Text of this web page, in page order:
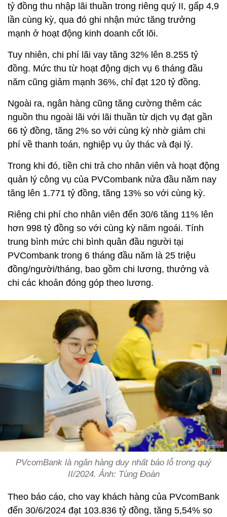
tỷ đồng thu nhập lãi thuần trong riêng quý II, gấp 4,9
lần cùng kỳ, qua đó ghi nhận mức tăng trưởng
mạnh ở hoạt động kinh doanh cốt lõi.
Tuy nhiên, chi phí lãi vay tăng 32% lên 8.255 tỷ
đồng. Mức thu từ hoạt động dịch vụ 6 tháng đầu
năm cũng giảm mạnh 36%, chỉ đạt 120 tỷ đồng.
Ngoài ra, ngân hàng cũng tăng cường thêm các
nguồn thu ngoài lãi với lãi thuần từ dịch vụ đạt gần
66 tỷ đồng, tăng 2% so với cùng kỳ nhờ giảm chi
phí về thanh toán, nghiệp vụ ủy thác và đại lý.
Trong khi đó, tiền chi trả cho nhân viên và hoạt động
quản lý công vụ của PVCombank nửa đầu năm nay
tăng lên 1.771 tỷ đồng, tăng 13% so với cùng kỳ.
Riêng chi phí cho nhân viên đến 30/6 tăng 11% lên
hơn 998 tỷ đồng so với cùng kỳ năm ngoái. Tính
trung bình mức chi bình quân đầu người tại
PVCombank trong 6 tháng đầu năm là 25 triệu
đồng/người/tháng, bao gồm chi lương, thưởng và
chi các khoản đóng góp theo lương.
PVcomBank là ngân hàng duy nhất báo lỗ trong quý
II/2024. Ảnh: Tùng Đoàn
Theo báo cáo, cho vay khách hàng của PVcomBank
đến 30/6/2024 đạt 103.836 tỷ đồng, tăng 5,54% so